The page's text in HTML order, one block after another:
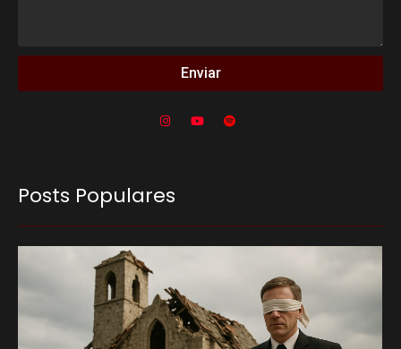
Enviar
Posts Populares